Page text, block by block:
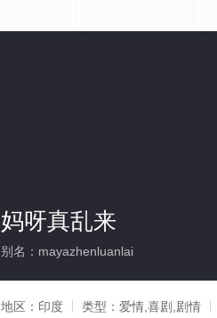
妈呀真乱来
别名：mayazhenluanlai
地区： 印度 类型： 爱情,喜剧,剧情